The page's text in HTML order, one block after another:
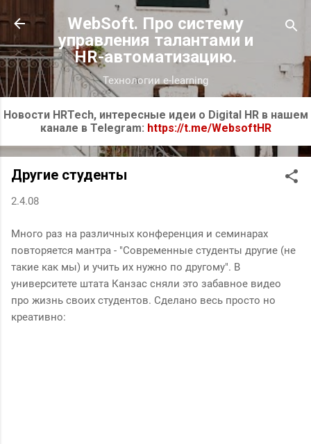
К основному контенту
WebSoft. Про систему
управления талантами и
HR-автоматизацию.
Технологии e-learning
Новости HRTech, интересные идеи о Digital HR в нашем
канале в Telegram: https://t.me/WebsoftHR
Другие студенты
2.4.08
Много раз на различных конференция и семинарах
повторяется мантра - "Современные студенты другие (не
такие как мы) и учить их нужно по другому". В
университете штата Канзас сняли это забавное видео
про жизнь своих студентов. Сделано весь просто но
креативно: